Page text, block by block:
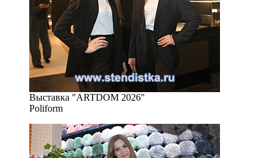
Выставка "ARTDOM 2026"
Poliform